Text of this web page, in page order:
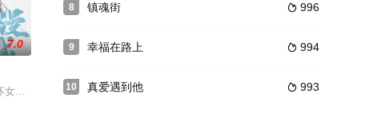
苏渺”
的游戏中。在游戏中，春雨遇到了聪明沉着的高
7.0
生》。
8  996
镇魂街
9  994
幸福在路上
10  993
真爱遇到他